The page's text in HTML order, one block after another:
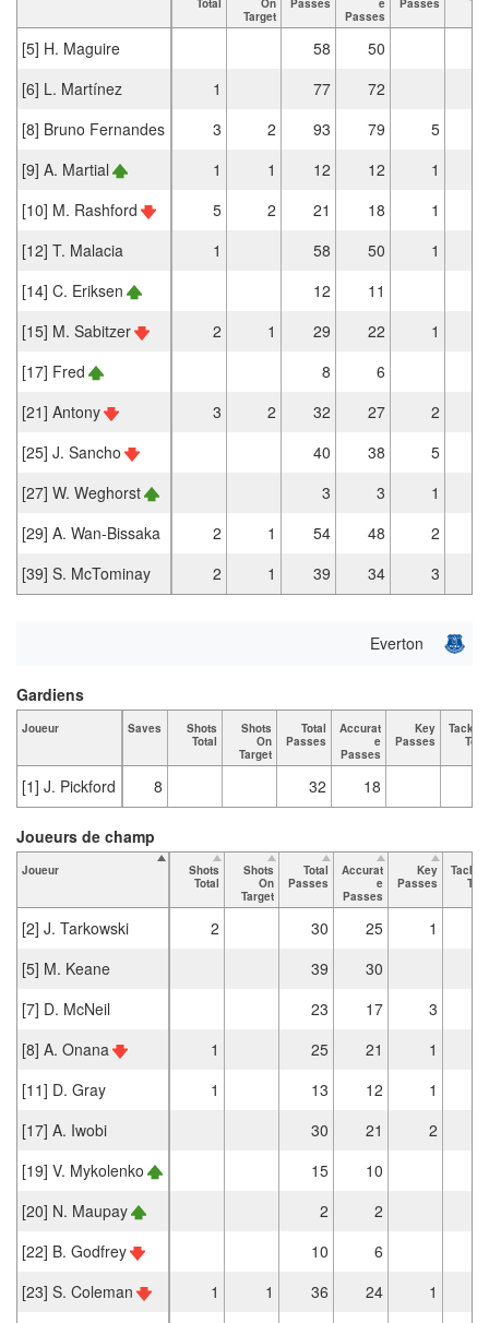
Target
Passes
[5] H. Maguire 58 50
[6] L. Martínez
1 77
72
[8] Bruno Fernandes
3 2 93 79
5
[9] A. Martial
1 1 12 12
1
[10] M. Rashford
5 2 21 18
1
[12] T. Malacia
1 58 50 1
[14] C. Eriksen
12
11
[15] M. Sabitzer
2 1 29 22
1
[17] Fred
8
6
[21] Antony
3 2 32 27 2
[25] J. Sancho
40 38
5
[27] W. Weghorst
3 3
1
[29] A. Wan-Bissaka
2 1 54 48 2
[39] S. McTominay
2 1 39 34 3
Everton
Joueur Saves
Shots
Total
Shots
On
Target
Total
Passes
Accurat
e
Passes
Key
Passes
Tackles
Total
[1] J. Pickford 8 32 18
Gardiens
Joueur
Shots
Total
Shots
On
Target
Total
Passes
Accurat
e
Passes
Key
Passes
[2] J. Tarkowski 2 30 25 1
[5] M. Keane
39 30
[7] D. McNeil
23 17 3
[8] A. Onana
1 25 21 1
[11] D. Gray
1 13 12 1
[17] A. Iwobi
30 21 2
[19] V. Mykolenko
15 10
[20] N. Maupay
2
2
[22] B. Godfrey
10 6
[23] S. Coleman
1 1 36 24 1
Joueurs de champ